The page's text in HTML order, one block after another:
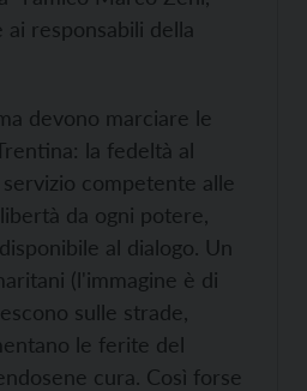
responsabili della
devono marciare le
la fedeltà al
servizio competente alle
da ogni potere,
al dialogo. Un
(l'immagine è di
sulle strade,
le ferite del
cura. Così forse